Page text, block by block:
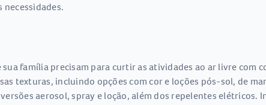
necessidades.
família precisam para curtir as atividades ao ar livre com
texturas, incluindo opções com cor e loções pós-sol, de
aerosol, spray e loção, além dos repelentes elétricos.